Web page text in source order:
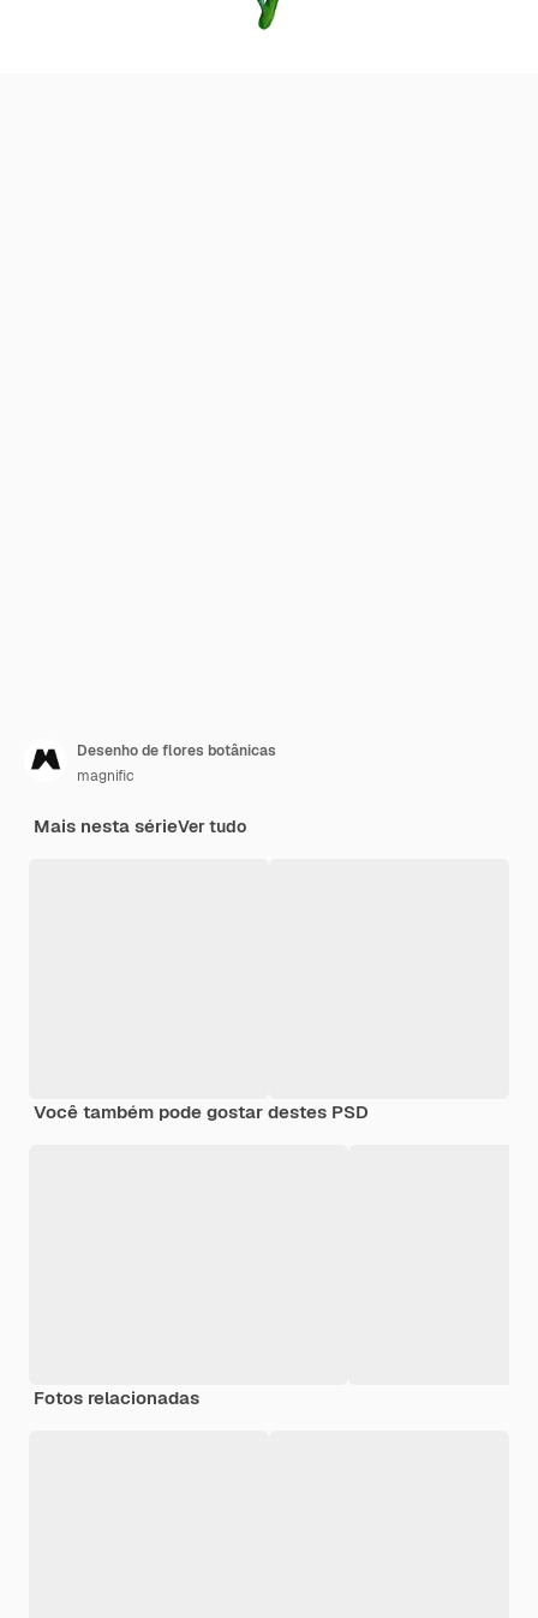
Desenho de flores botânicas
magnific
Mais nesta sérieVer tudo
Você também pode gostar destes PSD
Fotos relacionadas